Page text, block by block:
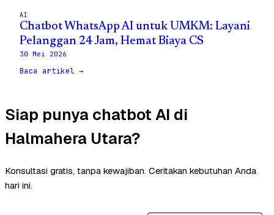
AI
Chatbot WhatsApp AI untuk UMKM: Layani
Pelanggan 24 Jam, Hemat Biaya CS
30 Mei 2026
Baca artikel →
Siap punya chatbot AI di
Halmahera Utara?
Konsultasi gratis, tanpa kewajiban. Ceritakan kebutuhan Anda
hari ini.